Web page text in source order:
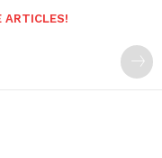
ARTICLES!